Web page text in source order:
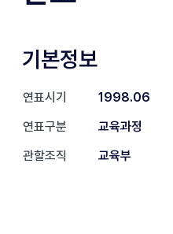
기본정보
연표시기
1998.06
연표구분
교육과정
관할조직
교육부